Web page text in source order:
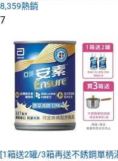
8,359熱銷
7
[1箱送2罐/3箱再送不銹鋼單柄